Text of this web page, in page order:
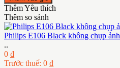
Thêm Yêu thích
Thêm so sánh
Philips E106 Black không chụp ảnh
..
0 ₫
Trước thuế: 0 ₫